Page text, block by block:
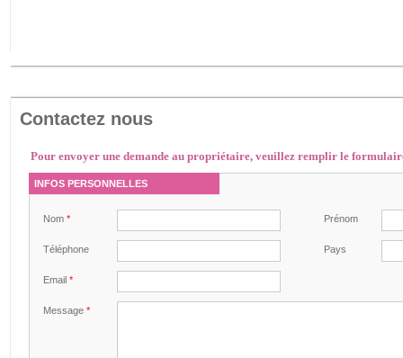
Contactez nous
Pour envoyer une demande au propriétaire, veuillez remplir le
INFOS PERSONNELLES
Nom * Prénom
Téléphone Pays
Email *
Message *